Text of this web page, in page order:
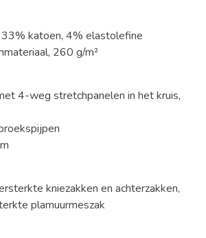
katoen, 4% elastolefine
260 g/m²
4-weg stretchpanelen in het kruis,
kniezakken en achterzakken,
plamuurmeszak